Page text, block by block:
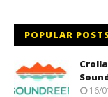
POPULAR
16/